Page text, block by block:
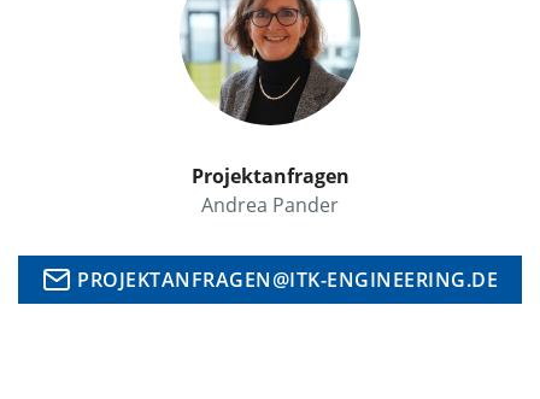
Projektanfragen
Andrea Pander
PROJEKTANFRAGEN@ITK-ENGINEERING.DE